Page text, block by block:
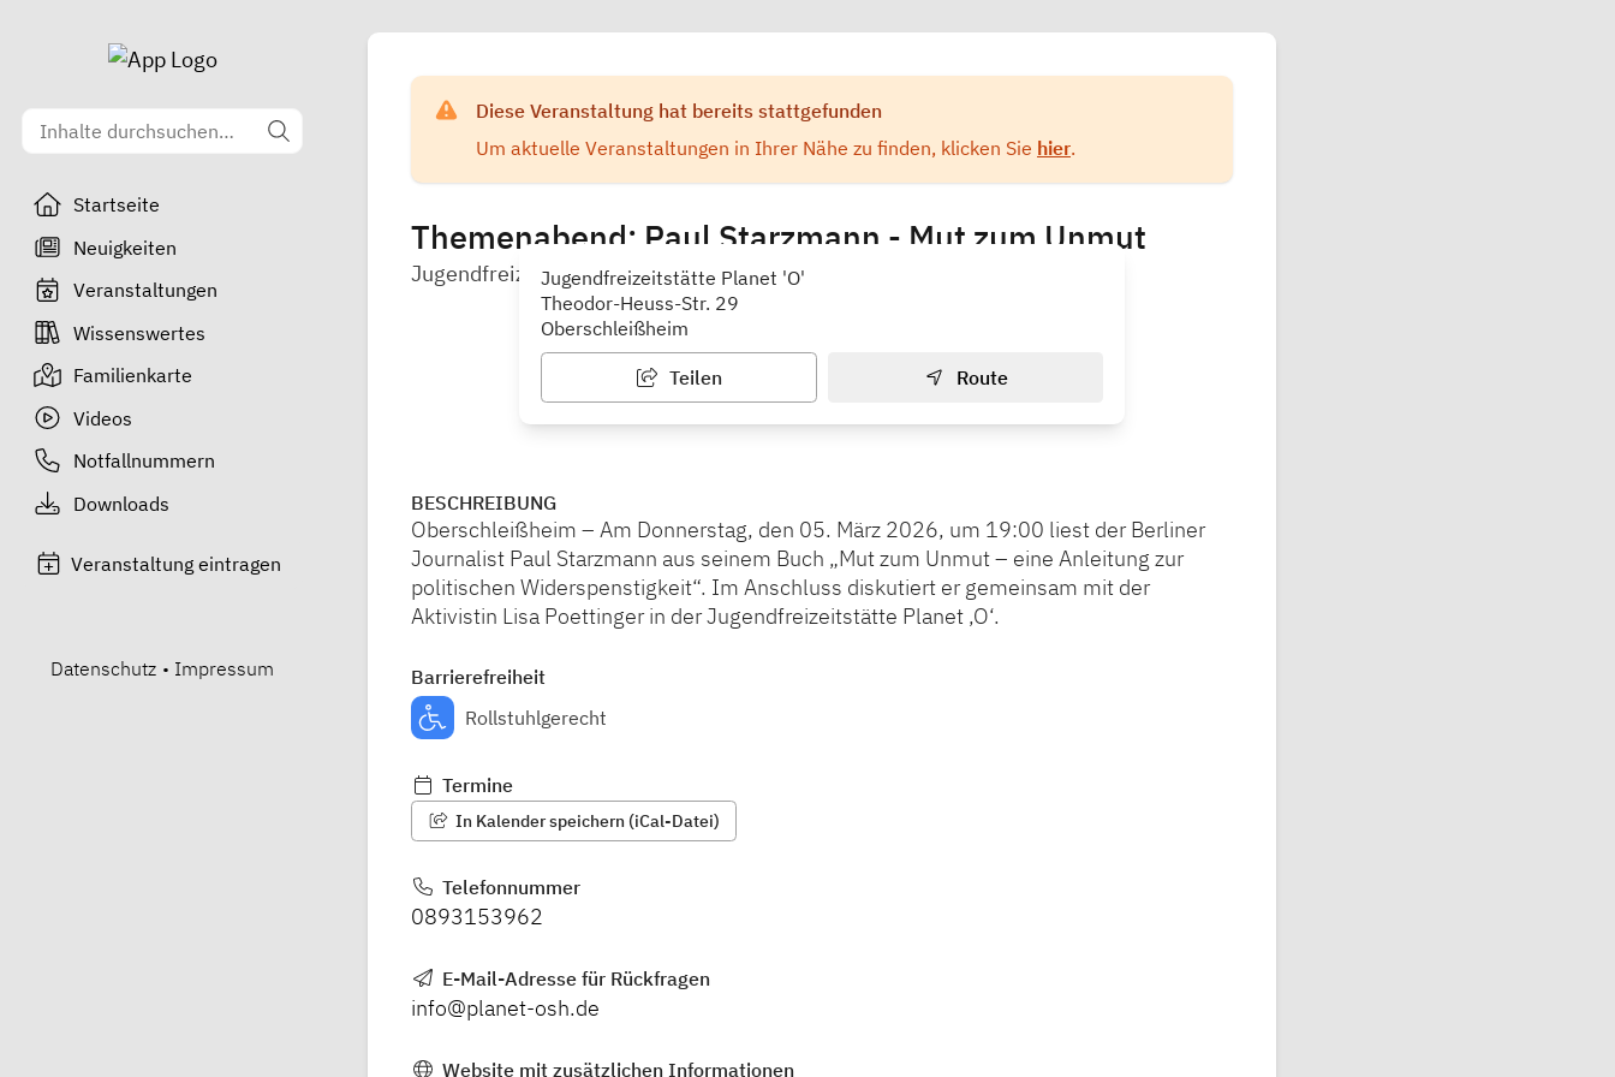
Startseite
Neuigkeiten
Veranstaltungen
Wissenswertes
Familienkarte
Videos
Notfallnummern
Downloads
Veranstaltung eintragen
Datenschutz • Impressum
Diese Veranstaltung hat bereits stattgefunden
Um aktuelle Veranstaltungen in Ihrer Nähe zu finden, klicken Sie hier.
Themenabend: Paul Starzmann - Mut zum Unmut
Jugendfreizeitstätte Planet O
Jugendfreizeitstätte Planet 'O'
Theodor-Heuss-Str. 29
Oberschleißheim
Teilen Route
BESCHREIBUNG
Oberschleißheim – Am Donnerstag, den 05. März 2026, um 19:00 liest der Berliner
Journalist Paul Starzmann aus seinem Buch „Mut zum Unmut – eine Anleitung zur
politischen Widerspenstigkeit“. Im Anschluss diskutiert er gemeinsam mit der
Aktivistin Lisa Poettinger in der Jugendfreizeitstätte Planet ,O‘.
Barrierefreiheit
Rollstuhlgerecht
Termine
In Kalender speichern (iCal-Datei)
Telefonnummer
0893153962
E-Mail-Adresse für Rückfragen
info@planet-osh.de
Website mit zusätzlichen Informationen